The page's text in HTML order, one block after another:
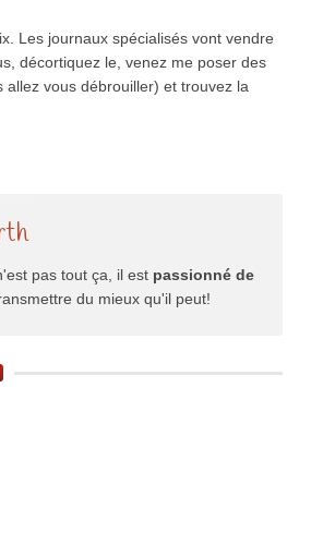
Les journaux spécialisés vont vendre
décortiquez le, venez me poser des
allez vous débrouiller) et trouvez la
pas tout ça, il est passionné de
du mieux qu'il peut!